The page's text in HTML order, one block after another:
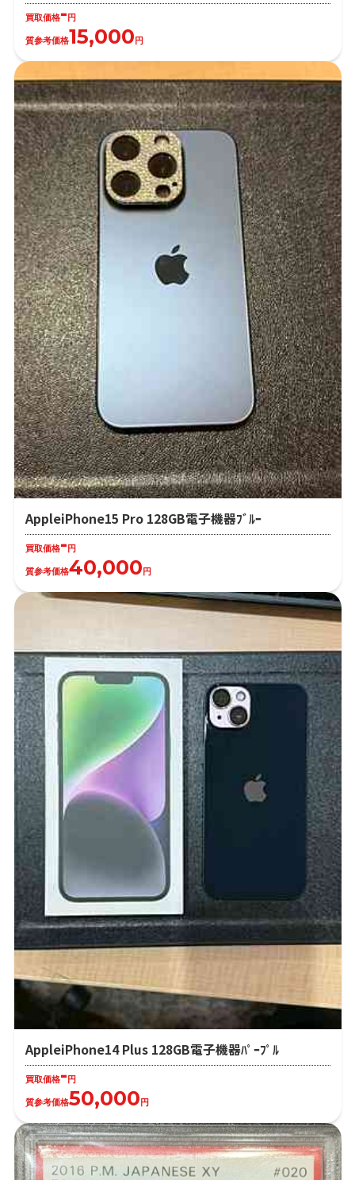
買取価格- 円
質参考価格15,000 円
AppleiPhone15 Pro 128GB電子機器ﾌﾞﾙｰ
買取価格- 円
質参考価格40,000 円
AppleiPhone14 Plus 128GB電子機器ﾊﾟｰﾌﾟﾙ
買取価格-円
質参考価格50,000円